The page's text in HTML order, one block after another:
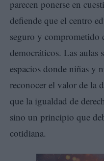
parecen ponerse en
defiende que el centro
seguro y comprometido
democráticos. Las aulas
espacios donde niñas y
reconocer el valor de la
que la igualdad de
sino un principio que
cotidiana.